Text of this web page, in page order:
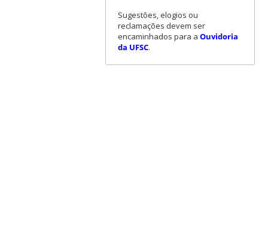
Sugestões, elogios ou
reclamações devem ser
encaminhados para a Ouvidoria
da UFSC.